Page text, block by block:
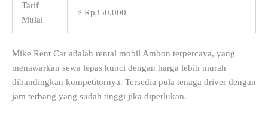
Tarif
Mulai
⚡ Rp350.000
Mike Rent Car adalah rental mobil Ambon terpercaya, yang
menawarkan sewa lepas kunci dengan harga lebih murah
dibandingkan kompetitornya. Tersedia pula tenaga driver dengan
jam terbang yang sudah tinggi jika diperlukan.